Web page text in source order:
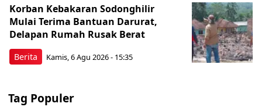
Berita
Korban Kebakaran Sodonghilir
Mulai Terima Bantuan Darurat,
Delapan Rumah Rusak Berat
Kamis, 6 Agu 2026 - 15:35
Tag Populer